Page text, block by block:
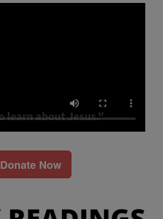
Donate Now